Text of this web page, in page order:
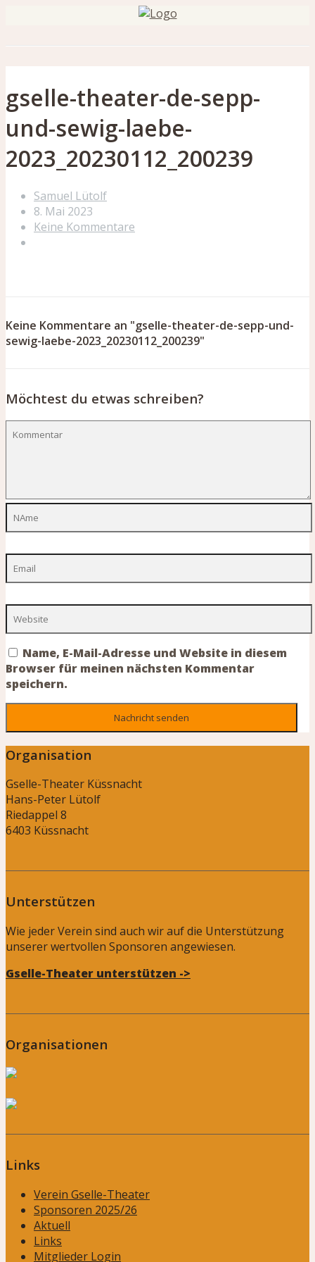
gselle-theater-de-sepp-
und-sewig-laebe-
2023_20230112_200239
Samuel Lütolf
8. Mai 2023
Keine Kommentare
Keine Kommentare an "gselle-theater-de-sepp-und-
sewig-laebe-2023_20230112_200239"
Möchtest du etwas schreiben?
Name, E-Mail-Adresse und Website in diesem
Browser für meinen nächsten Kommentar
speichern.
Organisation
Gselle-Theater Küssnacht
Hans-Peter Lütolf
Riedappel 8
6403 Küssnacht
Unterstützen
Wie jeder Verein sind auch wir auf die Unterstützung
unserer wertvollen Sponsoren angewiesen.
Gselle-Theater unterstützen ->
Organisationen
Links
Verein Gselle-Theater
Sponsoren 2025/26
Aktuell
Links
Mitglieder Login